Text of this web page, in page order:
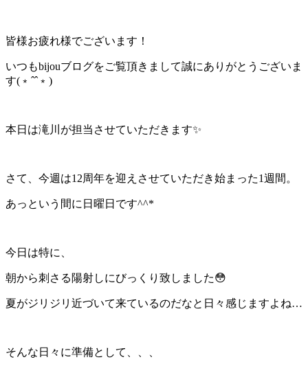
皆様お疲れ様でございます！
いつもbijouブログをご覧頂きまして誠にありがとうございま
す(﹡ˆˆ﹡)
本日は滝川が担当させていただきます✨
さて、今週は12周年を迎えさせていただき始まった1週間。
あっという間に日曜日です^^*
今日は特に、
朝から刺さる陽射しにびっくり致しました😳
夏がジリジリ近づいて来ているのだなと日々感じますよね…
そんな日々に準備として、、、